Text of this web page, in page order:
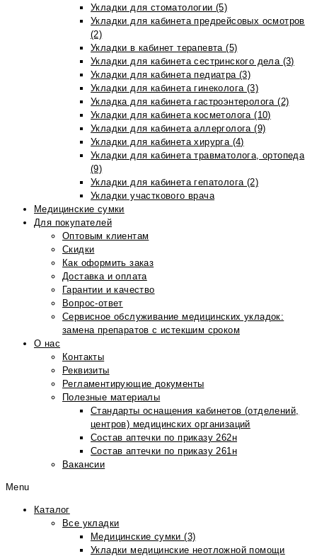
Укладки для стоматологии (5)
Укладки для кабинета предрейсовых осмотров
(2)
Укладки в кабинет терапевта (5)
Укладки для кабинета сестринского дела (3)
Укладки для кабинета педиатра (3)
Укладки для кабинета гинеколога (3)
Укладка для кабинета гастроэнтеролога (2)
Укладки для кабинета косметолога (10)
Укладки для кабинета аллерголога (9)
Укладки для кабинета хирурга (4)
Укладки для кабинета травматолога, ортопеда
(9)
Укладки для кабинета гепатолога (2)
Укладки участкового врача
Медицинские сумки
Для покупателей
Оптовым клиентам
Скидки
Как оформить заказ
Доставка и оплата
Гарантии и качество
Вопрос-ответ
Сервисное обслуживание медицинских укладок:
замена препаратов с истекшим сроком
О нас
Контакты
Реквизиты
Регламентирующие документы
Полезные материалы
Стандарты оснащения кабинетов (отделений,
центров) медицинских организаций
Состав аптечки по приказу 262н
Состав аптечки по приказу 261н
Вакансии
Menu
Каталог
Все укладки
Медицинские сумки (3)
Укладки медицинские неотложной помощи